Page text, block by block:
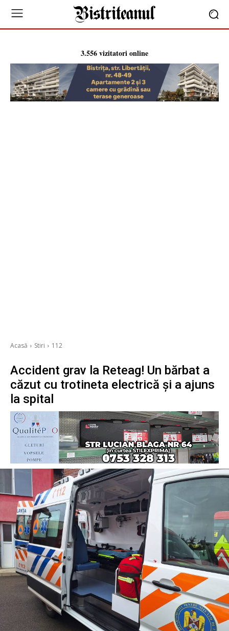
3.556 vizitatori online
Acasă Stiri 112
Accident grav la Reteag! Un bărbat a
căzut cu trotineta electrică și a ajuns
la spital